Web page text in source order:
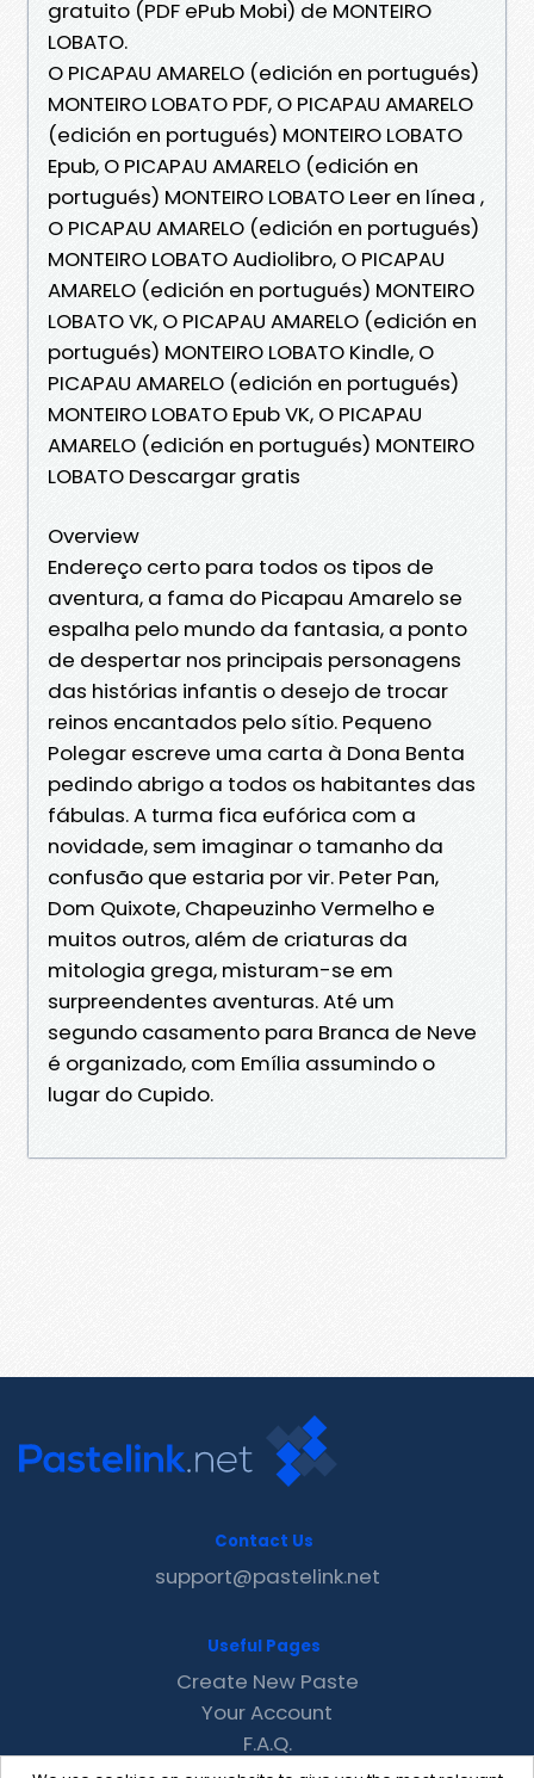
gratuito (PDF ePub Mobi) de MONTEIRO
LOBATO.
O PICAPAU AMARELO (edición en portugués)
MONTEIRO LOBATO PDF, O PICAPAU AMARELO
(edición en portugués) MONTEIRO LOBATO
Epub, O PICAPAU AMARELO (edición en
portugués) MONTEIRO LOBATO Leer en línea ,
O PICAPAU AMARELO (edición en portugués)
MONTEIRO LOBATO Audiolibro, O PICAPAU
AMARELO (edición en portugués) MONTEIRO
LOBATO VK, O PICAPAU AMARELO (edición en
portugués) MONTEIRO LOBATO Kindle, O
PICAPAU AMARELO (edición en portugués)
MONTEIRO LOBATO Epub VK, O PICAPAU
AMARELO (edición en portugués) MONTEIRO
LOBATO Descargar gratis
Overview
Endereço certo para todos os tipos de
aventura, a fama do Picapau Amarelo se
espalha pelo mundo da fantasia, a ponto
de despertar nos principais personagens
das histórias infantis o desejo de trocar
reinos encantados pelo sítio. Pequeno
Polegar escreve uma carta à Dona Benta
pedindo abrigo a todos os habitantes das
fábulas. A turma fica eufórica com a
novidade, sem imaginar o tamanho da
confusão que estaria por vir. Peter Pan,
Dom Quixote, Chapeuzinho Vermelho e
muitos outros, além de criaturas da
mitologia grega, misturam-se em
surpreendentes aventuras. Até um
segundo casamento para Branca de Neve
é organizado, com Emília assumindo o
lugar do Cupido.
Contact Us
support@pastelink.net
Useful Pages
Create New Paste
Your Account
F.A.Q.